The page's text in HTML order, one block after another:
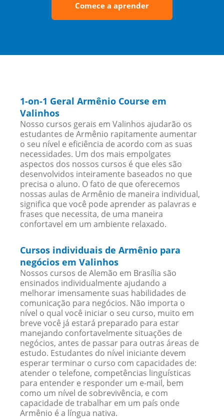
Comece a aprender
1-on-1 Geral Armênio Course em
Valinhos
Nosso cursos gerais em Valinhos ajudarão os
estudantes de Armênio rapitamente aumentar
o seu nível e eficiência de acordo com as suas
necessidades. Um dos mais empolgates
aspectos dos nossos cursos é que eles são
desenvolvidos inteiramente baseados no que
precisa o aluno. O fato de que oferecemos
nossas aulas de Armênio de maneira individual,
significa que você pode aprender as palavras e
frases que necessita, de uma maneira
confortavel em um ambiente relaxado.
Cursos individuais de Armênio para
negócios em Valinhos
Nossos cursos de Alemão em Brasília são
ensinados individualmente ajudando a
melhorar imensamente suas habilidades de
comunicação para negócios. Não importa o
nível o qual você iniciar o seu curso, muito em
breve você já estará preparado para estar
manejando confortavelmente situações de
negócios, antes de passar para outras áreas de
estudo. Estudantes do nível iniciante devem
esperar terminar o curso com capacidades de:
atender o telefone, competências linguísticas
para entender e responder um e-mail, bem
como um nível de sobrevivência, e com
capacidade de trabalhar em um país onde
Armênio é a língua nativa.